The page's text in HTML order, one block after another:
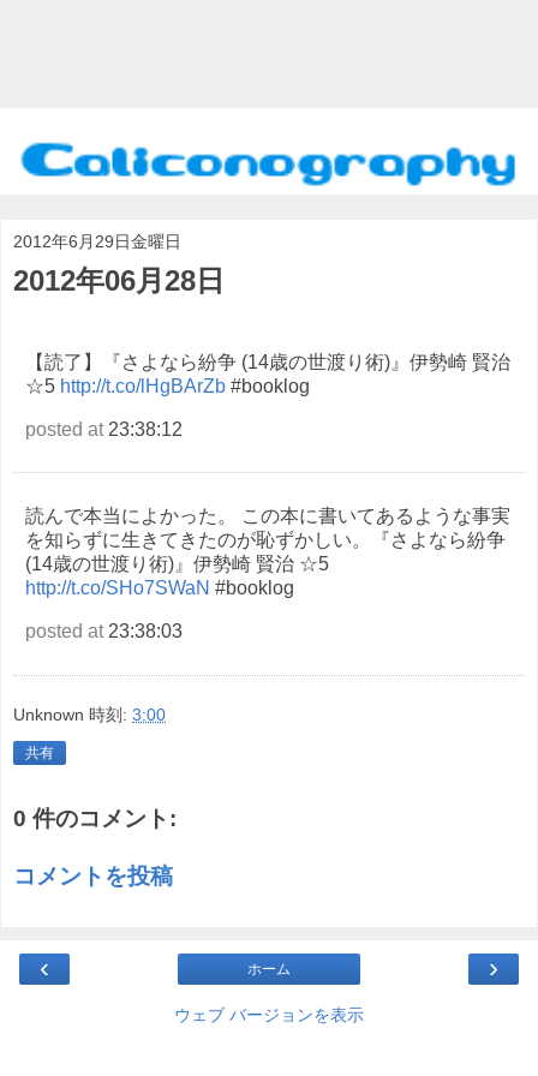
2012年6月29日金曜日
2012年06月28日
【読了】『さよなら紛争 (14歳の世渡り術)』伊勢崎 賢治
☆5 http://t.co/lHgBArZb #booklog
posted at23:38:12
読んで本当によかった。 この本に書いてあるような事実
を知らずに生きてきたのが恥ずかしい。『さよなら紛争
(14歳の世渡り術)』伊勢崎 賢治 ☆5
http://t.co/SHo7SWaN #booklog
posted at23:38:03
Unknown 時刻: 3:00
共有
0 件のコメント:
コメントを投稿
‹ ›
ホーム
ウェブ バージョンを表示